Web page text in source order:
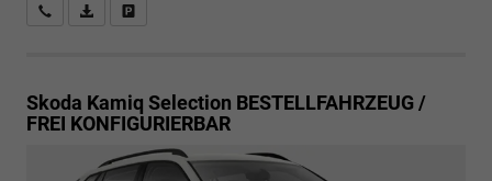
Rückrufbitte absenden
PDF-Datei, Fahrzeugexposé drucken
Skoda Kamiq Selection BESTELLFAHRZEUG /
FREI KONFIGURIERBAR